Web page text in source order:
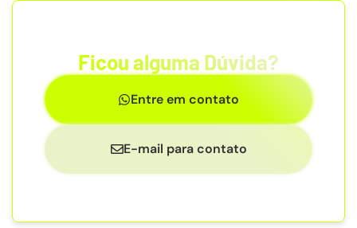
Ficou alguma Dúvida?
Entre em contato
E-mail para contato